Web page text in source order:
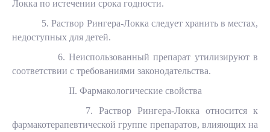
Локка по истечении срока годности.
5. Раствор Рингера-Локка следует хранить в местах,
недоступных для детей.
6. Неиспользованный препарат утилизируют в
соответствии с требованиями законодательства.
II. Фармакологические свойства
7. Раствор Рингера-Локка относится к
фармакотерапевтической группе препаратов, влияющих на